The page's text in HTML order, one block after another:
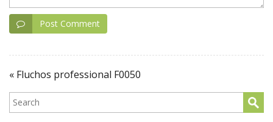
Post Comment
« Fluchos professional F0050